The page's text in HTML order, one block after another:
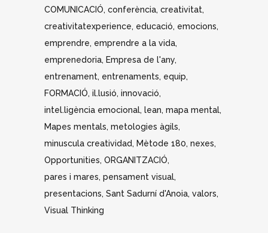
COMUNICACIÓ conferència creativitat
creativitatexperience educació emocions
emprendre emprendre a la vida
emprenedoria Empresa de l'any
entrenament entrenaments equip
FORMACIÓ il.lusió innovació
intel.ligència emocional lean mapa mental
Mapes mentals metologies àgils
minuscula creatividad
Mètode 180 nexes
Opportunities ORGANITZACIÓ
pares i mares pensament visual
presentacions Sant Sadurní d'Anoia valors
Visual Thinking